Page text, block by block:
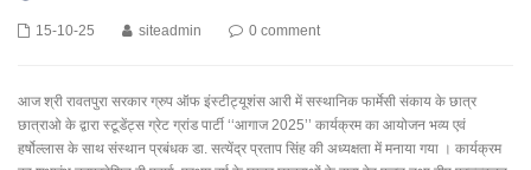
15-10-25 siteadmin 0 comment
आज श्री रावतपुरा सरकार ग्रुप ऑफ इंस्टीट्यूशंस आरी में सस्थानिक फार्मेसी संकाय के छात्र
छात्राओ के द्वारा स्टूडेंट्स ग्रेट ग्रांड पार्टी ‘‘आगाज 2025’’ कार्यक्रम का आयोजन भव्य एवं
हर्षोल्लास के साथ संस्थान प्रबंधक डा. सत्येंद्र प्रताप सिंह की अध्यक्षता में मनाया गया । कार्यक्रम